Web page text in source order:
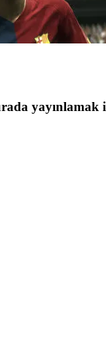
yayınlamak